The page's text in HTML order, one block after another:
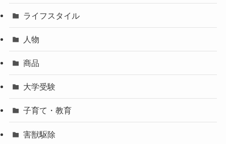
ライフスタイル
人物
商品
大学受験
子育て・教育
害獣駆除